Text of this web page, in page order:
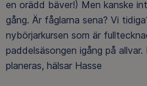
en orädd bäver!) Men kanske
gång. Är fåglarna sena? Vi
nybörjarkursen som är
paddelsäsongen igång på
planeras, hälsar Hasse